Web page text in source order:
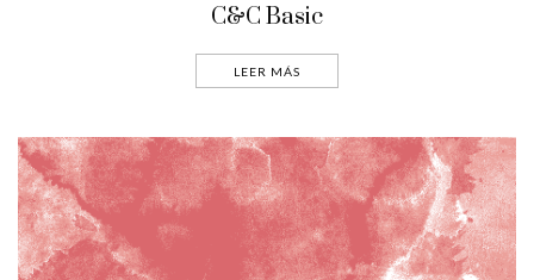
C&C Basic
LEER MÁS